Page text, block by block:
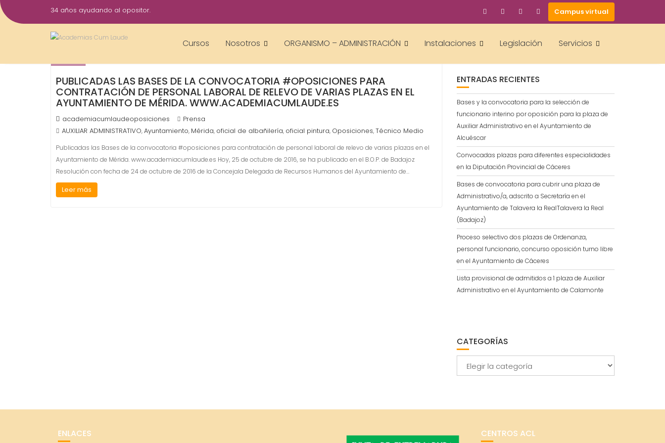
Saltar
al
34 años ayudando al opositor. Campus virtual
Cursos Nosotros ORGANISMO – ADMINISTRACIÓN Instalaciones Legislación Servicios
25
Oct
PUBLICADAS LAS BASES DE LA CONVOCATORIA #OPOSICIONES PARA
CONTRATACIÓN DE PERSONAL LABORAL DE RELEVO DE VARIAS PLAZAS EN EL
AYUNTAMIENTO DE MÉRIDA. WWW.ACADEMIACUMLAUDE.ES
academiacumlaudeoposiciones
Prensa
AUXILIAR ADMINISTRATIVO,Ayuntamiento, Mérida, oficial de albañilería, oficial pintura, Oposiciones,Técnico Medio
Publicadas las Bases de la convocatoria #oposiciones para contratación de personal laboral de relevo de varias plazas en el
Ayuntamiento de Mérida. www.academiacumlaude.es Hoy, 25 de octubre de 2016, se ha publicado en el B.O.P. de Badajoz
Resolución con fecha de 24 de octubre de 2016 de la Concejala Delegada de Recursos Humanos del Ayuntamiento de…
Leer más
ENTRADAS RECIENTES
Bases y la convocatoria para la selección de
funcionario interino por oposición para la plaza de
Auxiliar Administrativo en el Ayuntamiento de
Alcuéscar
Convocadas plazas para diferentes especialidades
en la Diputación Provincial de Cáceres
Bases de convocatoria para cubrir una plaza de
Administrativo/a, adscrito a Secretaría en el
Ayuntamiento de Talavera la RealTalavera la Real
(Badajoz)
Proceso selectivo dos plazas de Ordenanza,
personal funcionario, concurso oposición turno libre
en el Ayuntamiento de Cáceres
Lista provisional de admitidos a 1 plaza de Auxiliar
Administrativo en el Ayuntamiento de Calamonte
CATEGORÍAS
ENLACES CENTROS ACL